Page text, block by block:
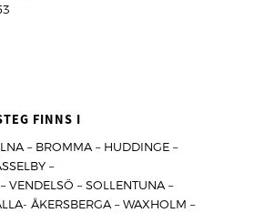
FINNS I
– BROMMA – HUDDINGE –
–
VENDELSÖ – SOLLENTUNA –
ÅKERSBERGA – WAXHOLM –